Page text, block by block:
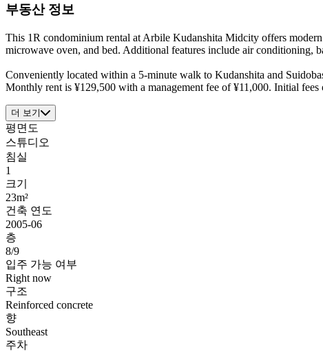
부동산 정보
This 1R condominium rental at Arbile Kudanshita Midcity offers
microwave oven, and bed. Additional features include air conditioning,
Conveniently located within a 5-minute walk to Kudanshita and
Monthly rent is ¥129,500 with a management fee of ¥11,000. Initial fees
더 보기
평면도
스튜디오
침실
1
크기
23m²
건축 연도
2005-06
층
8/9
입주 가능 여부
Right now
구조
Reinforced concrete
향
Southeast
주차